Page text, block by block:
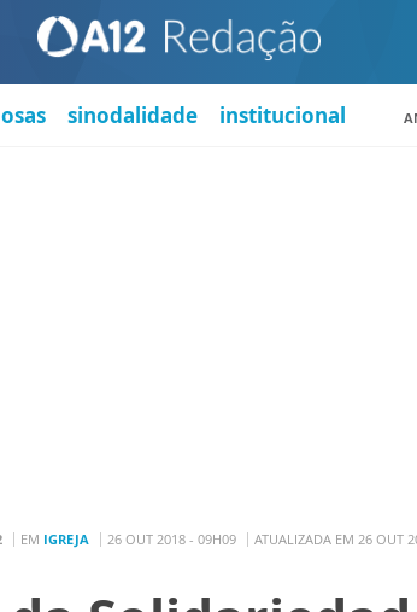
sinodalidade institucional
EM IGREJA 26 OUT 2018 - 09H09 ATUALIZADA EM 26 OUT